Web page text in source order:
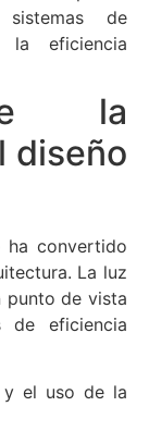
de
la eficiencia
la
diseño
ha convertido
La luz
punto de vista
de eficiencia
y el uso de la